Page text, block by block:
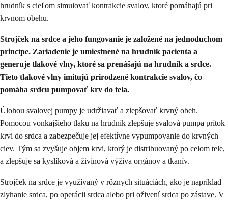
hrudník s cieľom simulovať kontrakcie svalov, ktoré pomáhajú pri
krvnom obehu.
Strojček na srdce a jeho fungovanie je založené na jednoduchom
princípe. Zariadenie je umiestnené na hrudník pacienta a
generuje tlakové vlny, ktoré sa prenášajú na hrudník a srdce.
Tieto tlakové vlny imitujú prirodzené kontrakcie svalov, čo
pomáha srdcu pumpovať krv do tela.
Úlohou svalovej pumpy je udržiavať a zlepšovať krvný obeh.
Pomocou vonkajšieho tlaku na hrudník zlepšuje svalová pumpa prítok
krvi do srdca a zabezpečuje jej efektívne vypumpovanie do krvných
ciev. Tým sa zvyšuje objem krvi, ktorý je distribuovaný po celom tele,
a zlepšuje sa kyslíková a živinová výživa orgánov a tkanív.
Strojček na srdce je využívaný v rôznych situáciách, ako je napríklad
zlyhanie srdca, po operácii srdca alebo pri oživení srdca po zástave. V